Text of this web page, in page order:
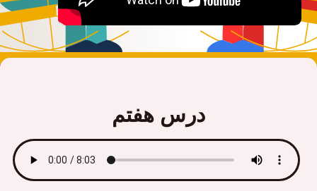
درس هفتم